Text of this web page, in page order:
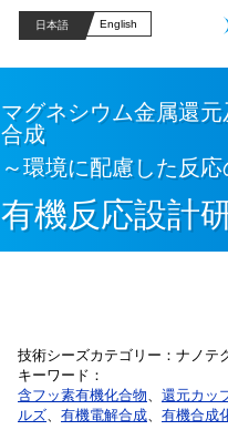
日本語 English
マグネシウム金属還
合成
～環境に配慮した反
有機反応設計
技術シーズカテゴリー
ナノテ
キーワード
含フッ素有機化合物、 還元カッ
ルズ、 有機電解合成、 有機合成